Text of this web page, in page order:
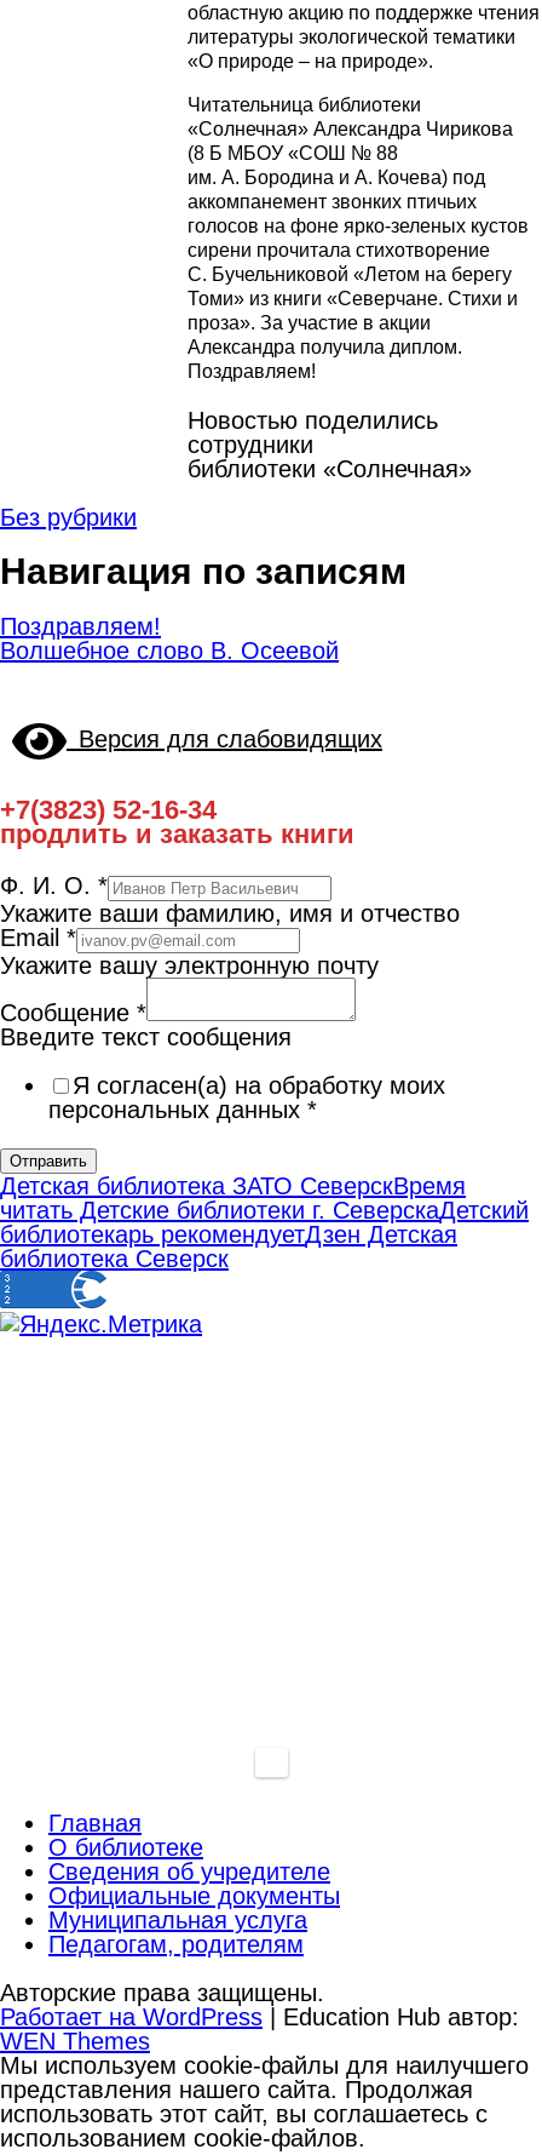
областную акцию по поддержке чтения
литературы экологической тематики
«О природе – на природе».
Читательница библиотеки
«Солнечная» Александра Чирикова
(8 Б МБОУ «СОШ № 88
им. А. Бородина и А. Кочева) под
аккомпанемент звонких птичьих
голосов на фоне ярко-зеленых кустов
сирени прочитала стихотворение
С. Бучельниковой «Летом на берегу
Томи» из книги «Северчане. Стихи и
проза». За участие в акции
Александра получила диплом.
Поздравляем!
Новостью поделились
сотрудники
библиотеки «Солнечная»
Без рубрики
Навигация по записям
Поздравляем!
Волшебное слово В. Осеевой
Версия для слабовидящих
+7(3823) 52-16-34
продлить и заказать книги
Ф. И. О. *
Укажите ваши фамилию, имя и отчество
Email *
Укажите вашу электронную почту
Сообщение *
Введите текст сообщения
Я согласен(а) на обработку моих
персональных данных *
Отправить
Детская библиотека ЗАТО СеверскВремя
читать Детские библиотеки г. СеверскаДетский
библиотекарь рекомендуетДзен Детская
библиотека Северск
Главная
О библиотеке
Сведения об учредителе
Официальные документы
Муниципальная услуга
Педагогам, родителям
Авторские права защищены.
Работает на WordPress | Education Hub автор:
WEN Themes
Мы используем cookie-файлы для наилучшего
представления нашего сайта. Продолжая
использовать этот сайт, вы соглашаетесь с
использованием cookie-файлов.